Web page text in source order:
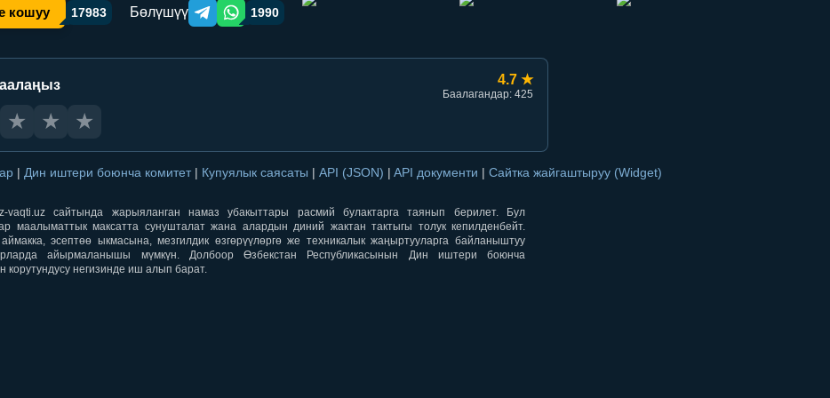
кошуу 17983 Бөлүшүү Telegram orqali ulashish
WhatsApp orqali ulashish
1990
4.7 ★
Баалагандар: 425
★ ★ ★
| Дин иштери боюнча комитет | Купуялык саясаты | API (JSON) | API документи | Сайтка жайгаштыруу (Widget)
vaqti.uz сайтында жарыяланган намаз убакыттары расмий булактарга таянып берилет. Бул
маалыматтык максатта сунушталат жана алардын диний жактан тактыгы толук кепилденбейт.
эсептөө ыкмасына, мезгилдик өзгөрүүлөргө же техникалык жаңыртууларга байланыштуу
айырмаланышы мүмкүн. Долбоор Өзбекстан Республикасынын Дин иштери боюнча
корутундусу негизинде иш алып барат.